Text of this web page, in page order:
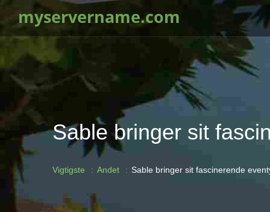
myservername.com
Sable bringer sit
Vigtigste Andet Sable bringer sit fascinerende